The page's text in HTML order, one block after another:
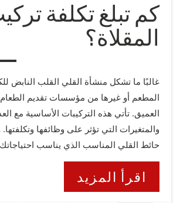
كم تبلغ تكلفة
المقلاة؟
غالبًا ما تشكل منشأة القلي القلب النابض
المطعم أو غيرها من مؤسسات تقديم
العميق. تأتي هذه التركيبات الأساسية مع
والمتغيرات التي تؤثر على وظائفها
حائط القلي المناسب الذي يناسب احتياجاتك
اقرأ المزيد